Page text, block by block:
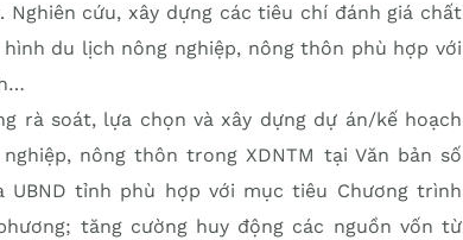
cứu, xây dựng các tiêu chí đánh giá chất
du lịch nông nghiệp, nông thôn phù hợp với
rà soát, lựa chọn và xây dựng dự án/kế hoạch
nông thôn trong XDNTM tại Văn bản số
UBND tỉnh phù hợp với mục tiêu Chương trình
tăng cường huy động các nguồn vốn từ